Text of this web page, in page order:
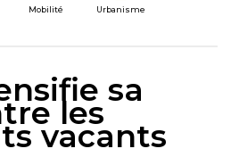
Mobilité Urbanisme
sa
les
vacants